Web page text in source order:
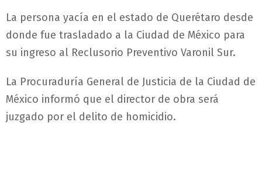
La persona yacía en el estado de Querétaro desde
donde fue trasladado a la Ciudad de México para
su ingreso al Reclusorio Preventivo Varonil Sur.
La Procuraduría General de Justicia de la Ciudad de
México informó que el director de obra será
juzgado por el delito de homicidio.